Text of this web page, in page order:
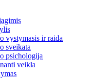
vystymasis ir raida
sveikata
psichologija
veikla